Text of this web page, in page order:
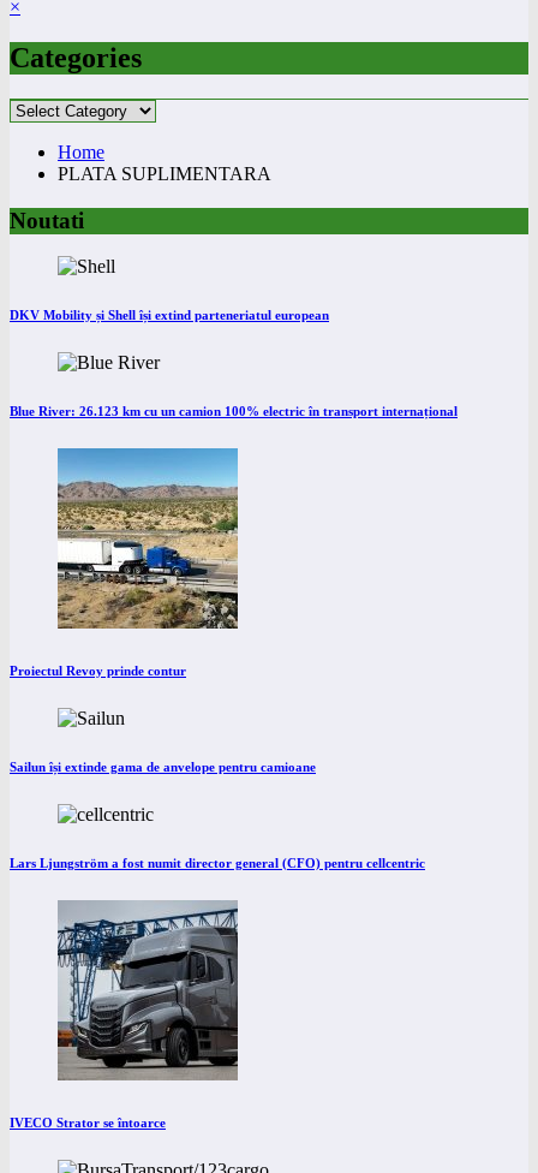
×
Categories
Categories
Home
PLATA SUPLIMENTARA
Noutati
DKV Mobility și Shell își extind parteneriatul european
Blue River: 26.123 km cu un camion 100% electric în transport internațional
Proiectul Revoy prinde contur
Sailun își extinde gama de anvelope pentru camioane
Lars Ljungström a fost numit director general (CFO) pentru cellcentric
IVECO Strator se întoarce